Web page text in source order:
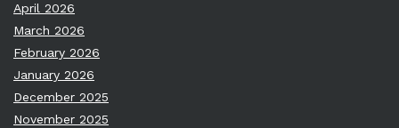
April 2026
March 2026
February 2026
January 2026
December 2025
November 2025